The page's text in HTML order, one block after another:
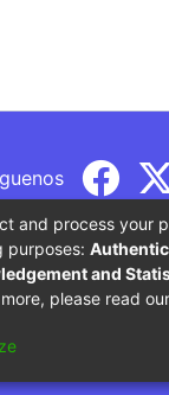
del Ministerio
and process your
purposes:
and
please read our